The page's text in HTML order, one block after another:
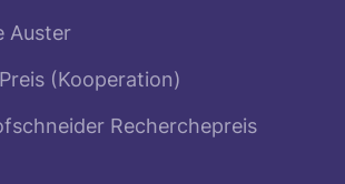
Auster
(Kooperation)
Recherchepreis